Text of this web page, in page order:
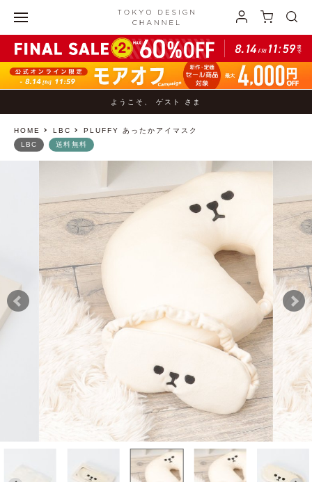
ようこそ、 ゲスト さま
HOME LBC PLUFFY あったかアイマスク
LBC 送料無料